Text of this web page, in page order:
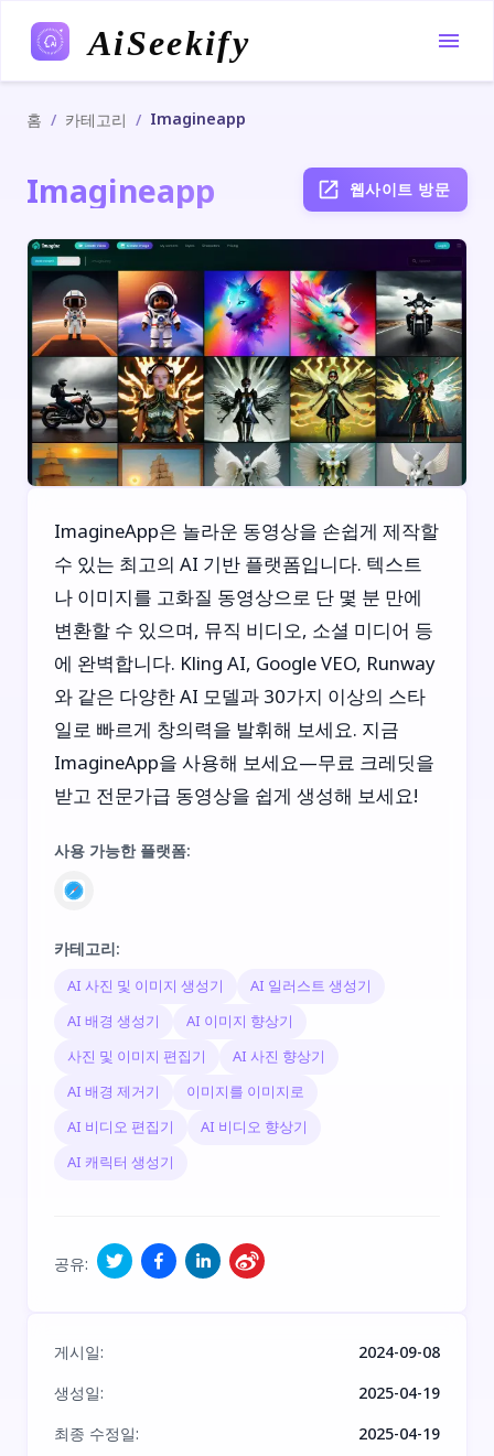
AiSeekify
홈 / 카테고리 / Imagineapp
Imagineapp 웹사이트 방문
ImagineApp은 놀라운 동영상을 손쉽게 제작할
수 있는 최고의 AI 기반 플랫폼입니다. 텍스트
나 이미지를 고화질 동영상으로 단 몇 분 만에
변환할 수 있으며, 뮤직 비디오, 소셜 미디어 등
에 완벽합니다. Kling AI, Google VEO, Runway
와 같은 다양한 AI 모델과 30가지 이상의 스타
일로 빠르게 창의력을 발휘해 보세요. 지금
ImagineApp을 사용해 보세요—무료 크레딧을
받고 전문가급 동영상을 쉽게 생성해 보세요!
사용 가능한 플랫폼:
카테고리:
AI 사진 및 이미지 생성기
AI 일러스트 생성기
AI 배경 생성기
AI 이미지 향상기
사진 및 이미지 편집기
AI 사진 향상기
AI 배경 제거기
이미지를 이미지로
AI 비디오 편집기
AI 비디오 향상기
AI 캐릭터 생성기
공유:
게시일:
2024-09-08
생성일:
2025-04-19
최종 수정일: 2025-04-19